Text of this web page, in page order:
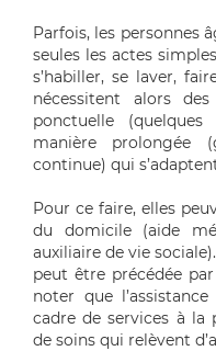
Parfois, les personnes
seules les actes
s’habiller, se laver,
nécessitent alors
ponctuelle
manière prolongée
continue) qui
Pour ce faire, elles
du domicile (aide
auxiliaire de vie
peut être précédée
noter que
cadre de services à la
de soins qui relèvent